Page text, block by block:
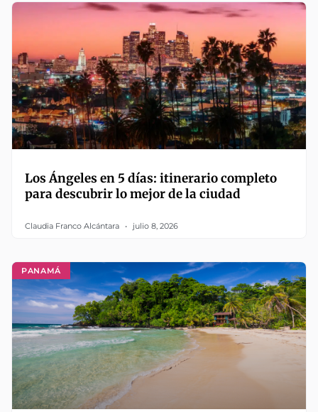
Los Ángeles en 5 días: itinerario completo
para descubrir lo mejor de la ciudad
Claudia Franco Alcántara julio 8, 2026
PANAMÁ